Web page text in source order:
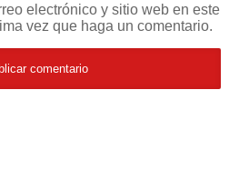
electrónico y sitio web en este
vez que haga un comentario.